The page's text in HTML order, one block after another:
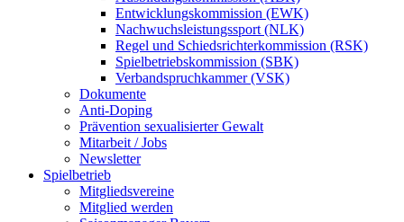
Entwicklungskommission (EWK)
Nachwuchsleistungssport (NLK)
Regel und Schiedsrichterkommission (RSK)
Spielbetriebskommission (SBK)
Verbandspruchkammer (VSK)
Dokumente
Anti-Doping
Prävention sexualisierter Gewalt
Mitarbeit / Jobs
Newsletter
Spielbetrieb
Mitgliedsvereine
Mitglied werden